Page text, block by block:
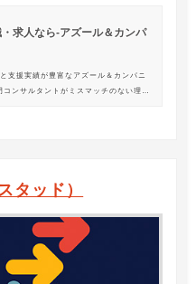
求人なら-アズール＆カンパ
支援実績が豊富なアズール＆カンパニ
ンサルタントがミスマッチのない理想
タッド）